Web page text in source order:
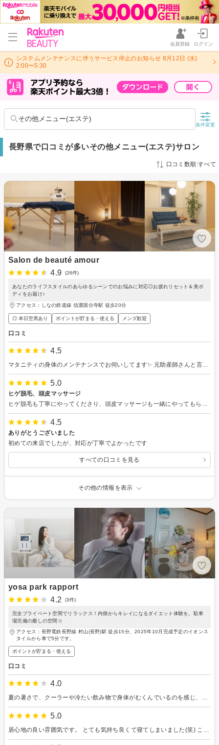
会員登録 ログイン
システムメンテナンスに伴うサービス停止のお知らせ 8月12日 (水)
2:00〜5:30
その他メニュー(エステ)
条件変更
長野県で口コミが多いその他メニュー(エステ)サロン
口コミ数順:すべて
Salon de beauté amour
4.9
(26件)
あなたのライフスタイルのあらゆるシーンでのお悩みに対応◎お疲れリセット＆美ボ
ディをお届け♪
アクセス：しなの鉄道線 信濃国分寺駅 徒歩20分
◎ 本日空席あり ポイントが貯まる・使える メンズ歓迎
口コミ
4.5
マタニティの身体のメンテナンスでお伺いしてます✨ 元助産師さんと言う事でとても安心感があり 毎回とても癒されてます🙂‍↕️🤎マタニティでできるマッサージはなかなかなくて💦無理なくかつ丁寧にやってくださるので毎回満足して帰れます🥹
5.0
ヒゲ脱毛、頭皮マッサージ
4.5
ありがとうございました
初めての来店でしたが、対応が丁寧でよかったです
すべての口コミを見る
その他の情報を表示
yosa park rapport
4.2
(3件)
完全プライベート空間でリラックス！内側からキレイになるダイエット体験を。駐車
場完備の癒しの空間☆
アクセス：長野電鉄長野線 村山(長野)駅 徒歩15分、2025年10月完成予定のイオンス
タイルから車で5分です。
ポイントが貯まる・使える
口コミ
4.0
5.0